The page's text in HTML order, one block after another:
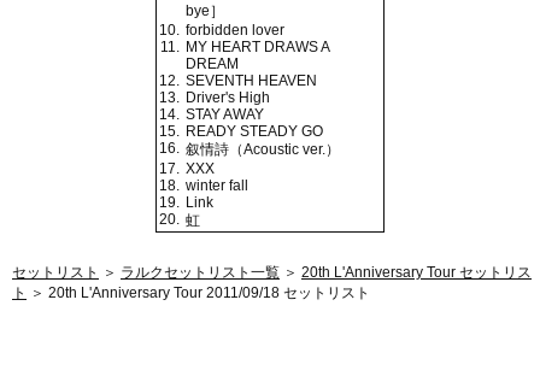
bye］
10. forbidden lover
11. MY HEART DRAWS A
DREAM
12. SEVENTH HEAVEN
13. Driver's High
14. STAY AWAY
15. READY STEADY GO
16. 叙情詩（Acoustic ver.）
17. XXX
18. winter fall
19. Link
20. 虹
セットリスト ＞ ラルクセットリスト一覧 ＞ 20th L'Anniversary Tour セットリス
ト
＞ 20th L'Anniversary Tour 2011/09/18 セットリスト